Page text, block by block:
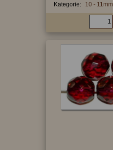
Kategorie: 10 - 11mm